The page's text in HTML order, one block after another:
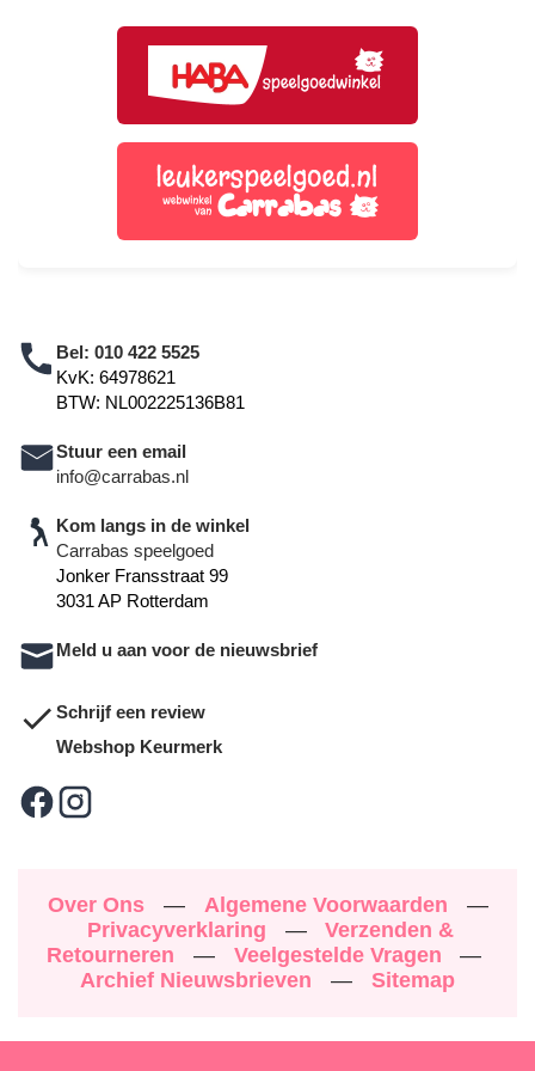
Bel: 010 422 5525
KvK: 64978621
BTW: NL002225136B81
Stuur een email
info@carrabas.nl
Kom langs in de winkel
Carrabas speelgoed
Jonker Fransstraat 99
3031 AP Rotterdam
Meld u aan voor de nieuwsbrief
Schrijf een review
Webshop Keurmerk
Over Ons — Algemene Voorwaarden
—
Privacyverklaring
—
Verzenden &
Retourneren
— Veelgestelde Vragen
—
Archief Nieuwsbrieven
— Sitemap